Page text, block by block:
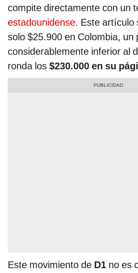
compite directamente con un
estadounidense. Este artículo
solo $25.900 en Colombia, un
considerablemente inferior al
ronda los $230.000 en su
Este movimiento de D1 no es